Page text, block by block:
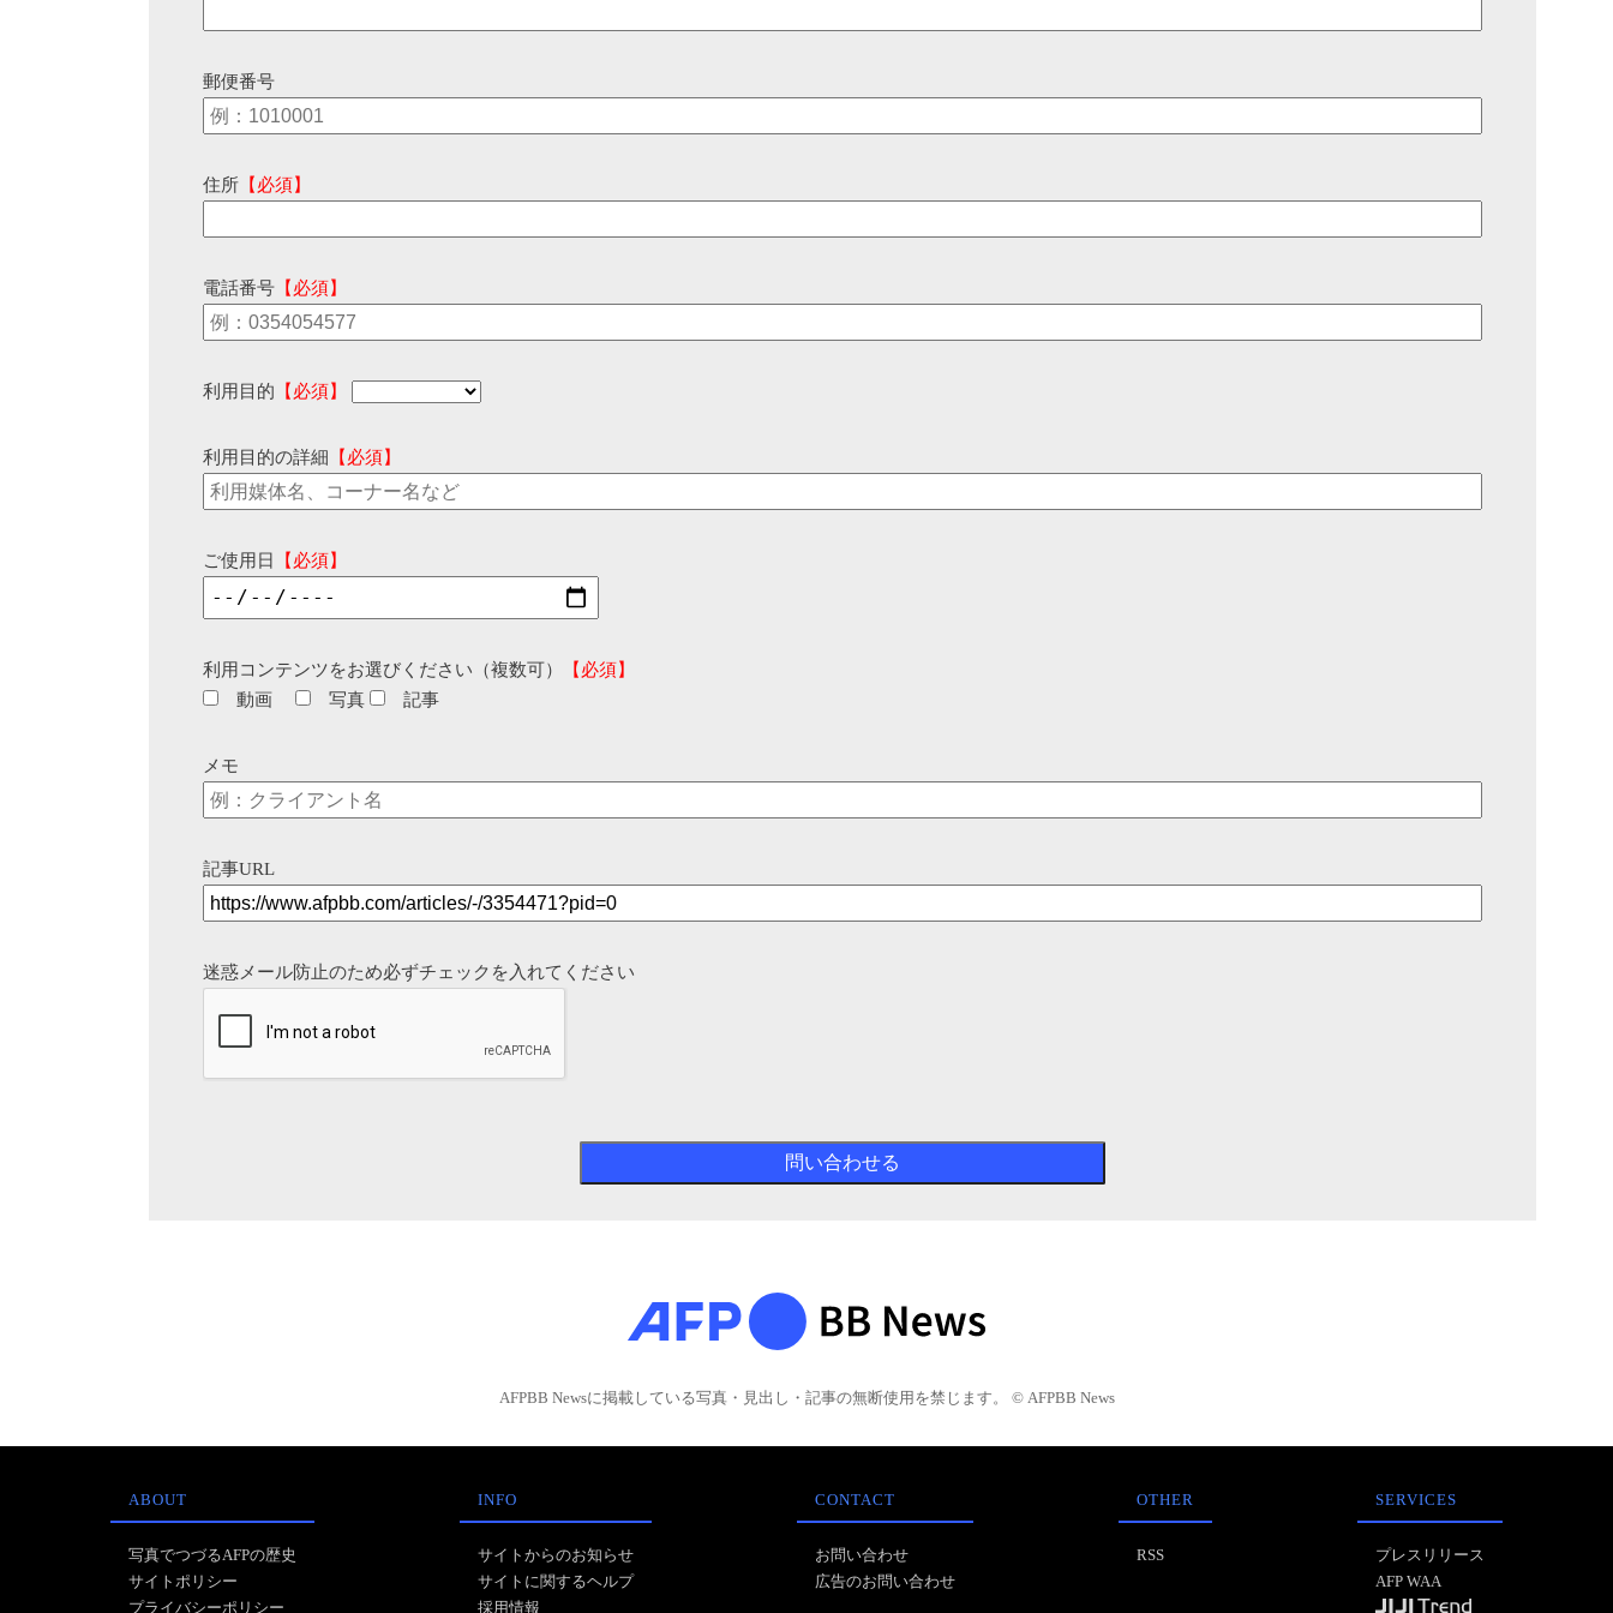
郵便番号
住所 【必須】
電話番号 【必須】
利用目的 【必須】
利用目的の詳細 【必須】
ご使用日 【必須】
利用コンテンツをお選びください（複数可）
【必須】
動画
写真 記事
メモ
記事URL
迷惑メール防止のため必ずチェックを入れてください
AFPBB Newsに掲載している写真・見出し・記事の無断使用を禁じます。 © AFPBB News
ABOUT
写真でつづるAFPの歴史
サイトポリシー
プライバシーポリシー
INFO
サイトからのお知らせ
サイトに関するヘルプ
採用情報
CONTACT
お問い合わせ
広告のお問い合わせ
OTHER
RSS
SERVICES
プレスリリース
AFP WAA